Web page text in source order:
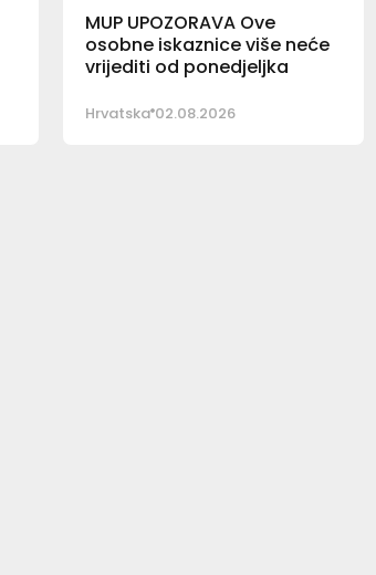
MUP UPOZORAVA Ove
osobne iskaznice više neće
vrijediti od ponedjeljka
Hrvatska 02.08.2026